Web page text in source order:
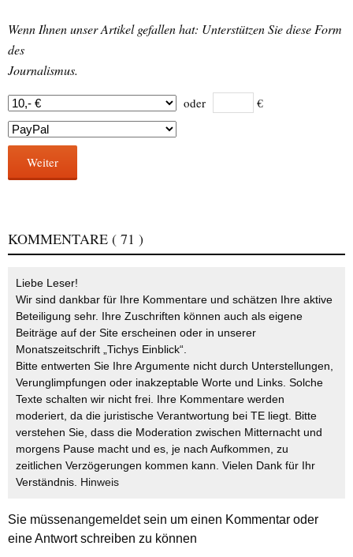
Wenn Ihnen unser Artikel gefallen hat: Unterstützen Sie diese Form
des
Journalismus.
oder €
Weiter
KOMMENTARE ( 71 )
Liebe Leser!
Wir sind dankbar für Ihre Kommentare und schätzen Ihre aktive
Beteiligung sehr. Ihre Zuschriften können auch als eigene
Beiträge auf der Site erscheinen oder in unserer
Monatszeitschrift „Tichys Einblick“.
Bitte entwerten Sie Ihre Argumente nicht durch Unterstellungen,
Verunglimpfungen oder inakzeptable Worte und Links. Solche
Texte schalten wir nicht frei. Ihre Kommentare werden
moderiert, da die juristische Verantwortung bei TE liegt. Bitte
verstehen Sie, dass die Moderation zwischen Mitternacht und
morgens Pause macht und es, je nach Aufkommen, zu
zeitlichen Verzögerungen kommen kann. Vielen Dank für Ihr
Verständnis. Hinweis
Sie müssenangemeldetsein um einen Kommentar oder
eine Antwort schreiben zu können